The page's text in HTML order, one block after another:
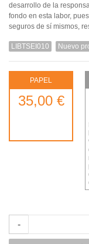
desarrollo de la
fondo en esta labor,
seguros de sí mismos,
LIBTSEI010 Nuevo
PAPEL
35,00 €
-